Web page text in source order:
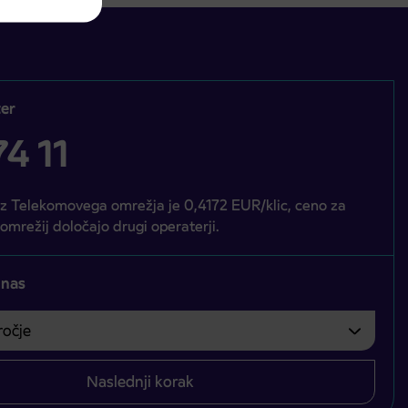
11
Telekomovega omrežja je 0,4172 EUR/klic, ceno za
določajo drugi operaterji.
izbrati.
Naslednji korak